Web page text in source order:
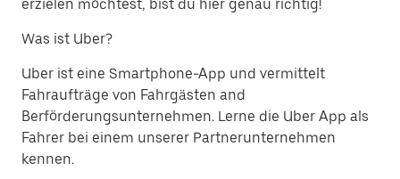
erzielen möchtest, bist du hier genau richtig!
Was ist Uber?
Uber ist eine Smartphone-App und vermittelt
Fahraufträge von Fahrgästen and
Berförderungsunternehmen. Lerne die Uber App als
Fahrer bei einem unserer Partnerunternehmen
kennen.